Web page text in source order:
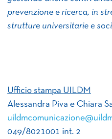
prevenzione e ricerca, in
strutture universitarie e
Ufficio stampa UILDM
Alessandra Piva e Chiara
049/8021001 int. 2